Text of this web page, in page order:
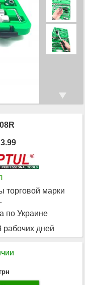
марки
по Украине
рабочих дней
грн